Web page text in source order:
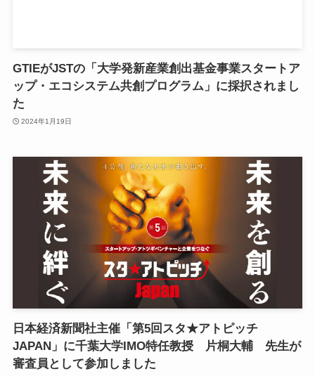
GTIEがJSTの「大学発新産業創出基金事業スタートア
ップ・エコシステム共創プログラム」に採択されまし
た
2024年1月19日
日本経済新聞社主催「第5回スタ★アトピッチ
JAPAN」に千葉大学IMO特任教授 片桐大輔 先生が
審査員として参加しました